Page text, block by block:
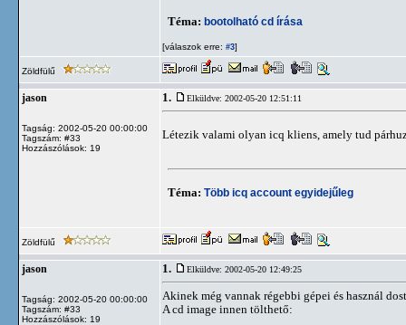
Téma: bootolható cd írása
[válaszok erre: #3]
Zöldfülű
jason
Tagság: 2002-05-20 00:00:00
Tagszám: #33
Hozzászólások: 19
1. Elküldve: 2002-05-20 12:51:11
Létezik valami olyan icq kliens, amely tud
Téma: Több icq account egyidejűleg
Zöldfülű
jason
Tagság: 2002-05-20 00:00:00
Tagszám: #33
Hozzászólások: 19
1. Elküldve: 2002-05-20 12:49:25
Akinek még vannak régebbi gépei és használ
A cd image innen tölthető: